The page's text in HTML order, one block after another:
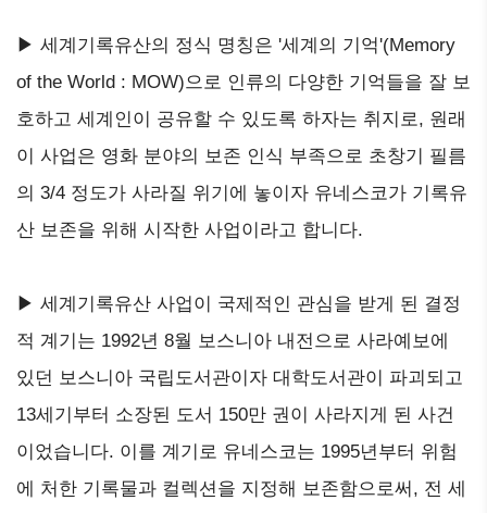
▶ 세계기록유산의 정식 명칭은 '세계의 기억'(Memory
of the World : MOW)으로 인류의 다양한 기억들을 잘 보
호하고 세계인이 공유할 수 있도록 하자는 취지로, 원래
이 사업은 영화 분야의 보존 인식 부족으로 초창기 필름
의 3/4 정도가 사라질 위기에 놓이자 유네스코가 기록유
산 보존을 위해 시작한 사업이라고 합니다.
▶ 세계기록유산 사업이 국제적인 관심을 받게 된 결정
적 계기는 1992년 8월 보스니아 내전으로 사라예보에
있던 보스니아 국립도서관이자 대학도서관이 파괴되고
13세기부터 소장된 도서 150만 권이 사라지게 된 사건
이었습니다. 이를 계기로 유네스코는 1995년부터 위험
에 처한 기록물과 컬렉션을 지정해 보존함으로써, 전 세